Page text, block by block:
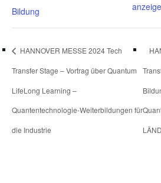
Bildung
HANNOVER MESSE 2024 Tech
Transfer Stage – Vortrag über Quantum
LifeLong Learning –
Quantentechnologie-Weiterbildungen für
die Industrie
LÄND